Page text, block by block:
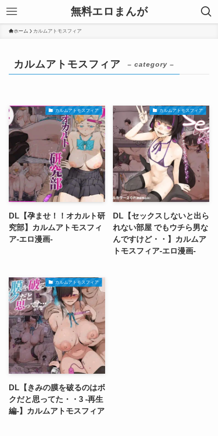
無料エロまんが
ホーム カルムアトモスフィア
カルムアトモスフィア – category –
カルムアトモスフィア
DL【孕ませ！！オカルト研
究部】カルムアトモスフィ
ア-エロ漫画-
カルムアトモスフィア
DL【セックスしないと出ら
れない部屋 でもウチら男な
んですけど・・】カルムア
トモスフィア-エロ漫画-
カルムアトモスフィア
DL【きみの膜を破るのはボ
クだと思ってた・・3 -再生
編-】カルムアトモスフィア